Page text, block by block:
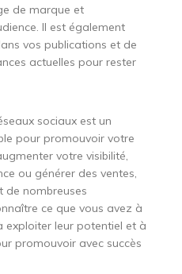
de marque et
Il est également
vos publications et de
actuelles pour rester
sociaux est un
pour promouvoir votre
votre visibilité,
ou générer des ventes,
de nombreuses
ce que vous avez à
exploiter leur potentiel et à
promouvoir avec succès